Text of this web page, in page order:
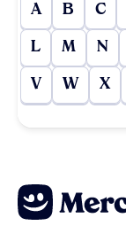
A B C
L M N
V W X